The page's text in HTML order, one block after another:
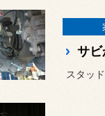
サビ
スタッ